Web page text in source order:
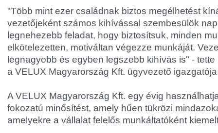
"Több mint ezer családnak biztos megélhetést
vezetőjeként számos kihívással szembesülök
legnehezebb feladat, hogy biztosítsuk, minden
elkötelezetten, motiváltan végezze munkáját.
legnagyobb és egyben legszebb kihívás is" -
a VELUX Magyarország Kft. ügyvezető
A VELUX Magyarország Kft. egy évig
fokozatú minősítést, amely hűen tükrözi
amelyekre a vállalat felelős munkáltatóként